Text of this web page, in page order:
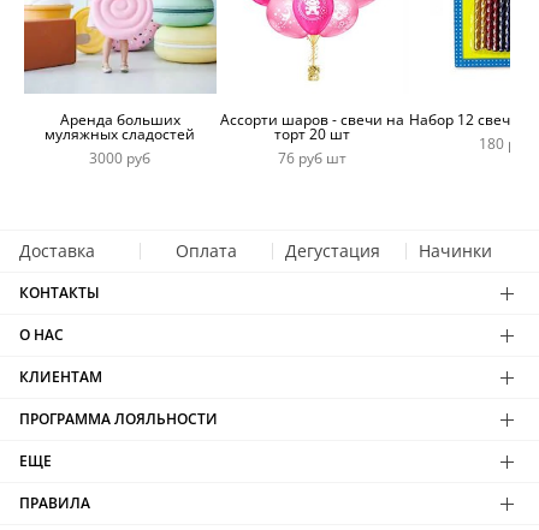
Аренда больших
муляжных сладостей
3000 руб
Ассорти шаров - свечи на
торт 20 шт
76 руб шт
Набор 12 свечей
180 руб
Доставка Оплата Дегустация Начинки
КОНТАКТЫ
О НАС
КЛИЕНТАМ
ПРОГРАММА ЛОЯЛЬНОСТИ
ЕЩЕ
ПРАВИЛА